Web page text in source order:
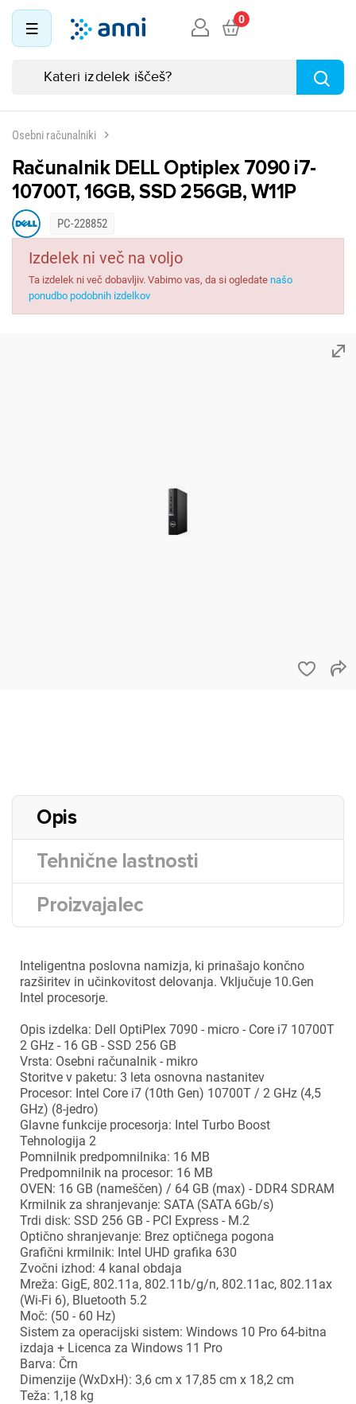
0
Osebni računalniki
Računalnik DELL Optiplex 7090 i7-
10700T, 16GB, SSD 256GB, W11P
PC-228852
Izdelek ni več na voljo
Ta izdelek ni več dobavljiv. Vabimo vas, da si ogledate našo
ponudbo podobnih izdelkov
Opis
Tehnične lastnosti
Proizvajalec
Inteligentna poslovna namizja, ki prinašajo končno
razširitev in učinkovitost delovanja. Vključuje 10.Gen
Intel procesorje.
Opis izdelka: Dell OptiPlex 7090 - micro - Core i7 10700T
2 GHz - 16 GB - SSD 256 GB
Vrsta: Osebni računalnik - mikro
Storitve v paketu: 3 leta osnovna nastanitev
Procesor: Intel Core i7 (10th Gen) 10700T / 2 GHz (4,5
GHz) (8-jedro)
Glavne funkcije procesorja: Intel Turbo Boost
Tehnologija 2
Pomnilnik predpomnilnika: 16 MB
Predpomnilnik na procesor: 16 MB
OVEN: 16 GB (nameščen) / 64 GB (max) - DDR4 SDRAM
Krmilnik za shranjevanje: SATA (SATA 6Gb/s)
Trdi disk: SSD 256 GB - PCI Express - M.2
Optično shranjevanje: Brez optičnega pogona
Grafični krmilnik: Intel UHD grafika 630
Zvočni izhod: 4 kanal obdaja
Mreža: GigE, 802.11a, 802.11b/g/n, 802.11ac, 802.11ax
(Wi-Fi 6), Bluetooth 5.2
Moč: (50 - 60 Hz)
Sistem za operacijski sistem: Windows 10 Pro 64-bitna
izdaja + Licenca za Windows 11 Pro
Barva: Črn
Dimenzije (WxDxH): 3,6 cm x 17,85 cm x 18,2 cm
Teža: 1,18 kg